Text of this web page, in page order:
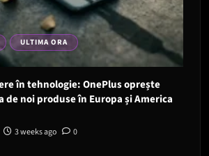
ULTIMA ORA
în tehnologie: OnePlus oprește
de noi produse în Europa și America
3 weeks ago 0